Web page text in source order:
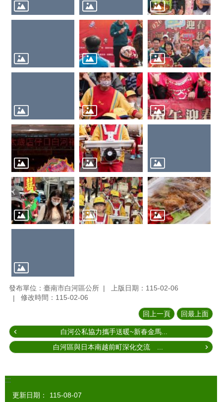
發布單位：臺南市白河區公所
上版日期：115-02-06
修改時間：115-02-06
回上一頁 回最上面
白河公私協力攜手送暖~新春金馬...
白河區與日本南越前町深化交流 ...
:::
更新日期： 115-08-07